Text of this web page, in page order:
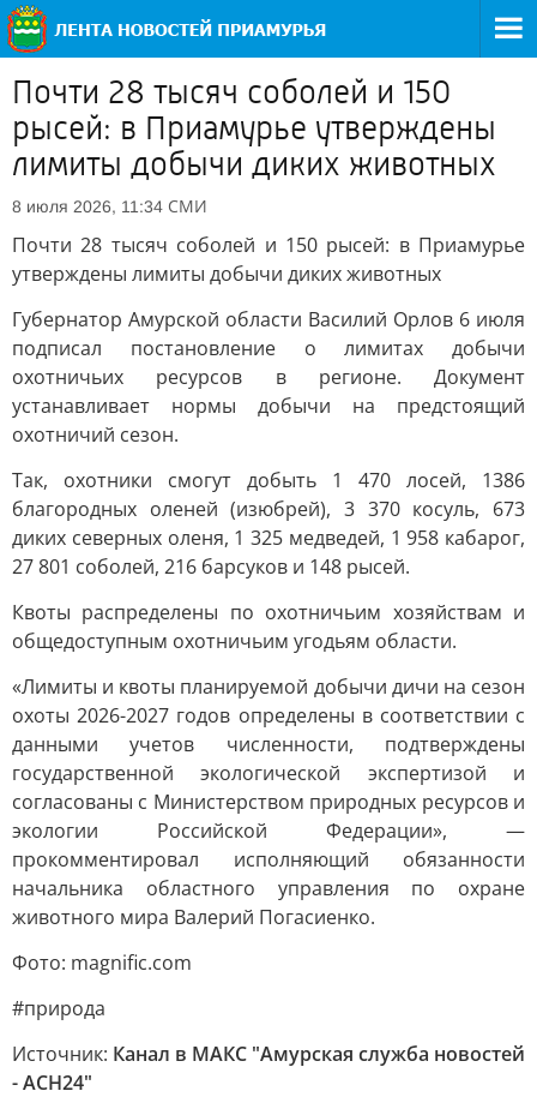
Почти 28 тысяч соболей и 150
рысей: в Приамурье утверждены
лимиты добычи диких животных
8 июля 2026, 11:34 СМИ
Почти 28 тысяч соболей и 150 рысей: в Приамурье
утверждены лимиты добычи диких животных
Губернатор Амурской области Василий Орлов 6 июля
подписал постановление о лимитах добычи
охотничьих ресурсов в регионе. Документ
устанавливает нормы добычи на предстоящий
охотничий сезон.
Так, охотники смогут добыть 1 470 лосей, 1386
благородных оленей (изюбрей), 3 370 косуль, 673
диких северных оленя, 1 325 медведей, 1 958 кабарог,
27 801 соболей, 216 барсуков и 148 рысей.
Квоты распределены по охотничьим хозяйствам и
общедоступным охотничьим угодьям области.
«Лимиты и квоты планируемой добычи дичи на сезон
охоты 2026-2027 годов определены в соответствии с
данными учетов численности, подтверждены
государственной экологической экспертизой и
согласованы с Министерством природных ресурсов и
экологии Российской Федерации», —
прокомментировал исполняющий обязанности
начальника областного управления по охране
животного мира Валерий Погасиенко.
Фото: magnific.com
#природа
Источник: Канал в МАКС "Амурская служба новостей
- АСН24"